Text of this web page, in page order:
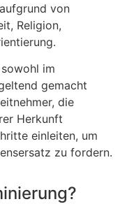
von
Religion,
im
gemacht
die
Herkunft
einleiten, um
zu fordern.